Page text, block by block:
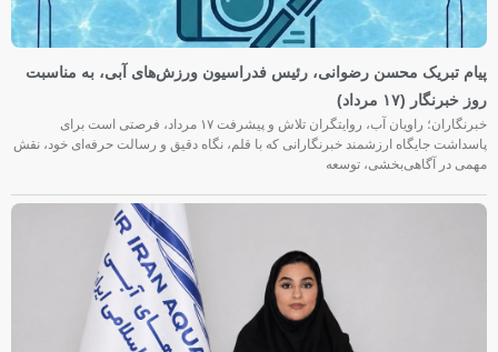
پیام تبریک محسن رضوانی، رئیس فدراسیون ورزش‌های آبی، به مناسبت
روز خبرنگار (۱۷ مرداد)
خبرنگاران؛ راویان آب، روایتگران تلاش و پیشرفت ۱۷ مرداد، فرصتی است برای
پاسداشت جایگاه ارزشمند خبرنگارانی که با قلم، نگاه دقیق و رسالت حرفه‌ای خود، نقش
مهمی در آگاهی‌بخشی، توسعه